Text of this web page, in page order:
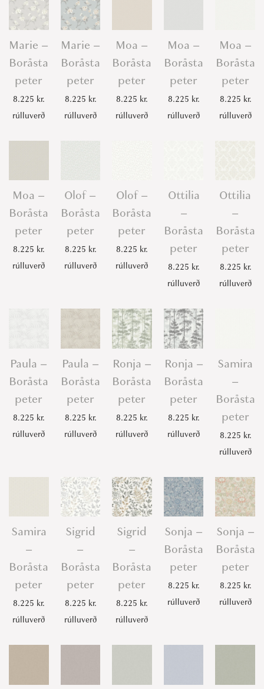
Marie –
Boråsta
peter
8.225 kr.
rúlluverð
Marie –
Boråsta
peter
8.225 kr.
rúlluverð
Moa –
Boråsta
peter
8.225 kr.
rúlluverð
Moa –
Boråsta
peter
8.225 kr.
rúlluverð
Moa –
Boråsta
peter
8.225 kr.
rúlluverð
Moa –
Boråsta
peter
8.225 kr.
rúlluverð
Olof –
Boråsta
peter
8.225 kr.
rúlluverð
Olof –
Boråsta
peter
8.225 kr.
rúlluverð
Ottilia
–
Boråsta
peter
8.225 kr.
rúlluverð
Ottilia
–
Boråsta
peter
8.225 kr.
rúlluverð
Paula –
Boråsta
peter
8.225 kr.
rúlluverð
Paula –
Boråsta
peter
8.225 kr.
rúlluverð
Ronja –
Boråsta
peter
8.225 kr.
rúlluverð
Ronja –
Boråsta
peter
8.225 kr.
rúlluverð
Samira
–
Boråsta
peter
8.225 kr.
rúlluverð
Samira
–
Boråsta
peter
8.225 kr.
rúlluverð
Sigrid
–
Boråsta
peter
8.225 kr.
rúlluverð
Sigrid
–
Boråsta
peter
8.225 kr.
rúlluverð
Sonja –
Boråsta
peter
8.225 kr.
rúlluverð
Sonja –
Boråsta
peter
8.225 kr.
rúlluverð